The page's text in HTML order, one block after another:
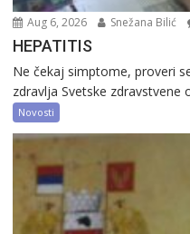
Aug 6, 2026 Snežana Bilić
HEPATITIS
Ne čekaj simptome, proveri
zdravlja Svetske zdravstvene
Novosti